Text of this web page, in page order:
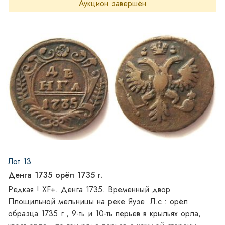
Аукцион завершён
Лот 13
Денга 1735 орёл 1735 г.
Редкая ! XF+. Денга 1735. Временный двор
Площильной мельницы на реке Яузе. Л.с.: орёл
образца 1735 г., 9-ть и 10-ть перьев в крыльях орла,